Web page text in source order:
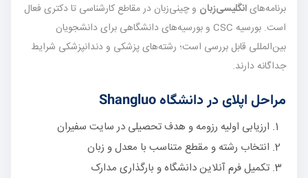
برنامه‌هایانگلیسی‌زبان و چینی‌زبان در مقاطع کارشناسی تا دکتری فعال
است. بورسیه CSC و بورسیه‌های دانشگاهی برای دانشجویان
بین‌المللی قابل بررسی است؛ رشته‌های پزشکی و دندانپزشکی شرایط
جداگانه دارند.
مراحل اپلای در دانشگاه Shangluo
ارزیابی اولیه رزومه و هدف تحصیلی در سایت سفیران
انتخاب رشته و مقطع متناسب با معدل و زبان
تکمیل فرم آنلاین دانشگاه و بارگذاری مدارک